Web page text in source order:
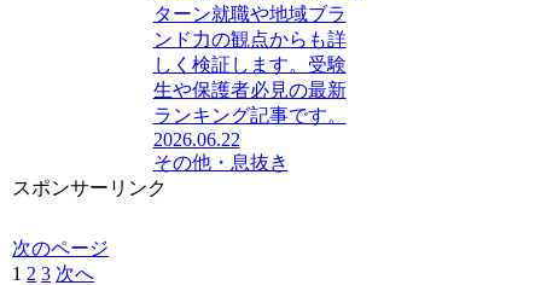
ターン就職や地域ブラ
ンド力の観点からも詳
しく検証します。受験
生や保護者必見の最新
ランキング記事です。
2026.06.22
その他・息抜き
スポンサーリンク
次のページ
1 2 3 次へ